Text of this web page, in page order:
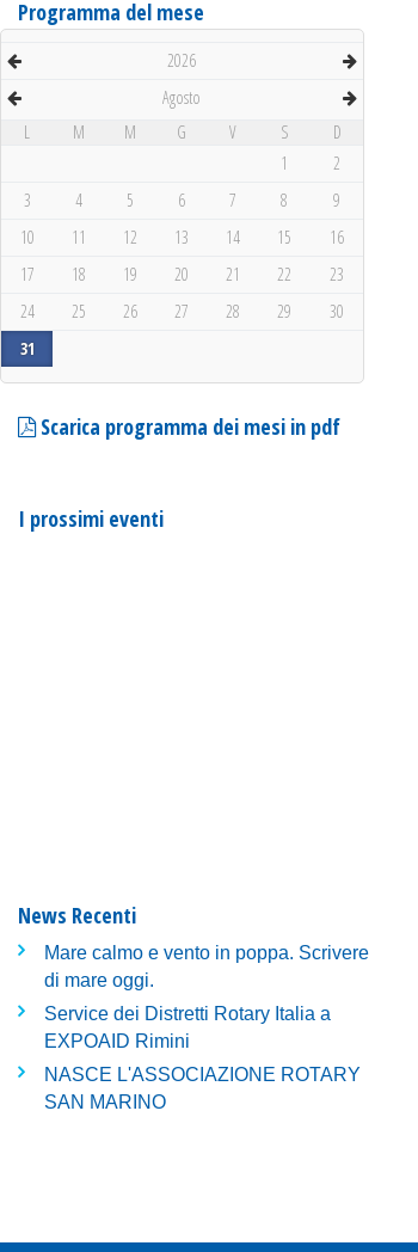
Programma del mese
2026
Agosto
L
M M G V S
D
1
2
3
4 5 6 7 8
9
10
11 12 13 14 15
16
17
18 19 20 21 22
23
24
25 26 27 28 29
30
31
Scarica programma dei mesi in pdf
I prossimi eventi
News Recenti
Mare calmo e vento in poppa. Scrivere
di mare oggi.
Service dei Distretti Rotary Italia a
EXPOAID Rimini
NASCE L'ASSOCIAZIONE ROTARY
SAN MARINO